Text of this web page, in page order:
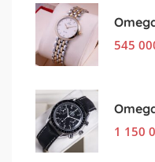
545
1 150